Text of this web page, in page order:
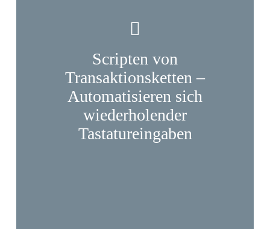
Scripten von
Transaktionsketten –
Automatisieren sich
wiederholender
Tastatureingaben